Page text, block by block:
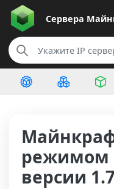
Сервера
режимом
версии